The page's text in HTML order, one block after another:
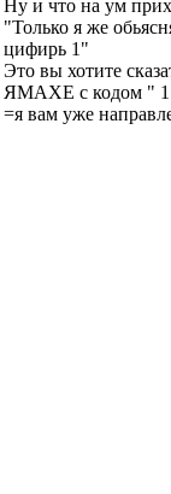
Ну и что на ум
"Только я же
цифирь 1"
Это вы хотите